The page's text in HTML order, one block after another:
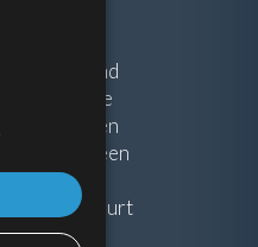
Friesland
Drenthe
Drachten
Hoogeveen
in jouw buurt